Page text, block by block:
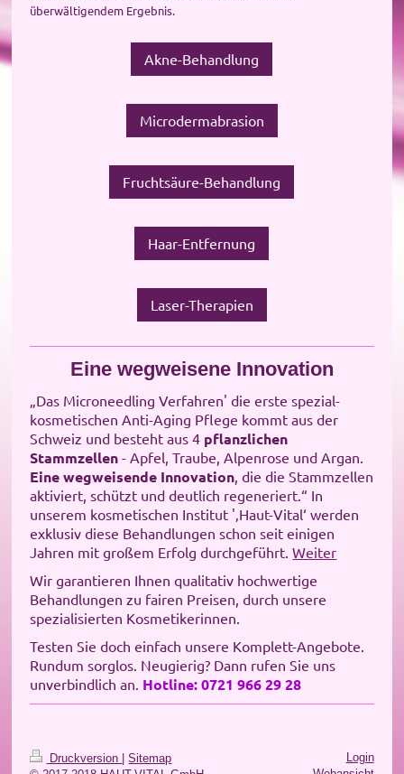
überwältigendem Ergebnis.
Akne-Behandlung
Microdermabrasion
Fruchtsäure-Behandlung
Haar-Entfernung
Laser-Therapien
Eine wegweisene Innovation
„Das Microneedling Verfahren' die erste spezial-
kosmetischen Anti-Aging Pflege kommt aus der
Schweiz und besteht aus 4 pflanzlichen
Stammzellen - Apfel, Traube, Alpenrose und Argan.
Eine wegweisende Innovation , die die Stammzellen
aktiviert, schützt und deutlich regeneriert.“ In
unserem kosmetischen Institut '‚Haut-Vital‘ werden
exklusiv diese Behandlungen schon seit einigen
Jahren mit großem Erfolg durchgeführt.Weiter
Wir garantieren Ihnen qualitativ hochwertige
Behandlungen zu fairen Preisen, durch unsere
spezialisierten Kosmetikerinnen.
Testen Sie doch einfach unsere Komplett-Angebote.
Rundum sorglos. Neugierig? Dann rufen Sie uns
unverbindlich an. Hotline: 0721 966 29 28
Druckversion
Sitemap
Login